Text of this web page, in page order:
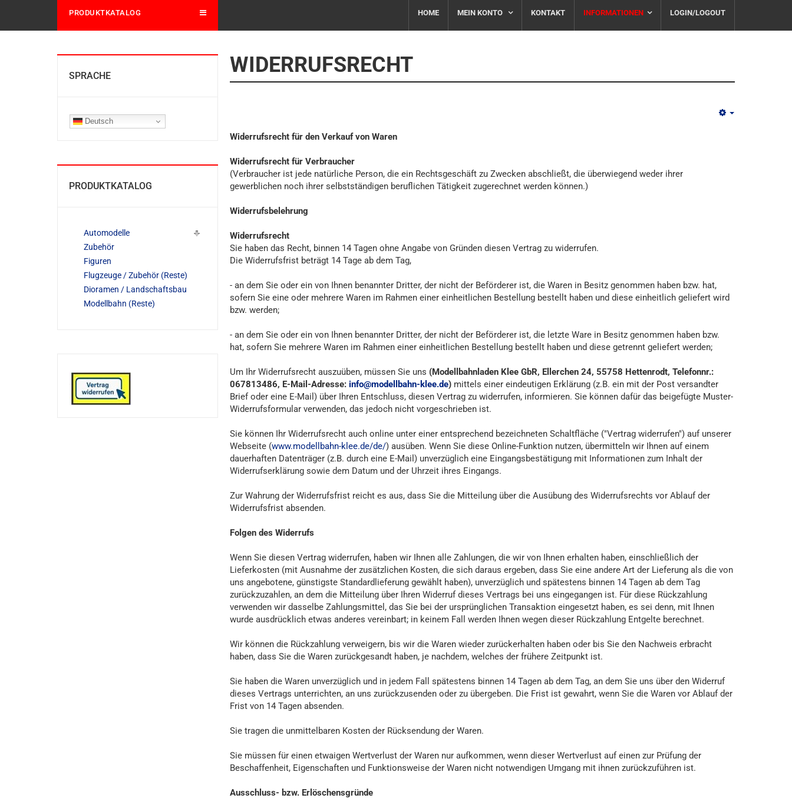
PRODUKTKATALOG HOME MEIN KONTO KONTAKT INFORMATIONEN LOGIN/LOGOUT
WIDERRUFSRECHT
Widerrufsrecht für den Verkauf von Waren
Widerrufsrecht für Verbraucher
(Verbraucher ist jede natürliche Person, die ein Rechtsgeschäft zu Zwecken abschließt, die überwiegend weder ihrer
gewerblichen noch ihrer selbstständigen beruflichen Tätigkeit zugerechnet werden können.)
Widerrufsbelehrung
Widerrufsrecht
Sie haben das Recht, binnen 14 Tagen ohne Angabe von Gründen diesen Vertrag zu widerrufen.
Die Widerrufsfrist beträgt 14 Tage ab dem Tag,
- an dem Sie oder ein von Ihnen benannter Dritter, der nicht der Beförderer ist, die Waren in Besitz genommen haben bzw. hat,
sofern Sie eine oder mehrere Waren im Rahmen einer einheitlichen Bestellung bestellt haben und diese einheitlich geliefert wird
bzw. werden;
- an dem Sie oder ein von Ihnen benannter Dritter, der nicht der Beförderer ist, die letzte Ware in Besitz genommen haben bzw.
hat, sofern Sie mehrere Waren im Rahmen einer einheitlichen Bestellung bestellt haben und diese getrennt geliefert werden;
Um Ihr Widerrufsrecht auszuüben, müssen Sie uns (Modellbahnladen Klee GbR, Ellerchen 24, 55758 Hettenrodt, Telefonnr.:
067813486, E-Mail-Adresse: info@modellbahn-klee.de)mittels einer eindeutigen Erklärung (z.B. ein mit der Post versandter
Brief oder eine E-Mail) über Ihren Entschluss, diesen Vertrag zu widerrufen, informieren. Sie können dafür das beigefügte Muster-
Widerrufsformular verwenden, das jedoch nicht vorgeschrieben ist.
Sie können Ihr Widerrufsrecht auch online unter einer entsprechend bezeichneten Schaltfläche ("Vertrag widerrufen") auf unserer
Webseite (www.modellbahn-klee.de/de/) ausüben. Wenn Sie diese Online-Funktion nutzen, übermitteln wir Ihnen auf einem
dauerhaften Datenträger (z.B. durch eine E-Mail) unverzüglich eine Eingangsbestätigung mit Informationen zum Inhalt der
Widerrufserklärung sowie dem Datum und der Uhrzeit ihres Eingangs.
Zur Wahrung der Widerrufsfrist reicht es aus, dass Sie die Mitteilung über die Ausübung des Widerrufsrechts vor Ablauf der
Widerrufsfrist absenden.
Folgen des Widerrufs
Wenn Sie diesen Vertrag widerrufen, haben wir Ihnen alle Zahlungen, die wir von Ihnen erhalten haben, einschließlich der
Lieferkosten (mit Ausnahme der zusätzlichen Kosten, die sich daraus ergeben, dass Sie eine andere Art der Lieferung als die von
uns angebotene, günstigste Standardlieferung gewählt haben), unverzüglich und spätestens binnen 14 Tagen ab dem Tag
zurückzuzahlen, an dem die Mitteilung über Ihren Widerruf dieses Vertrags bei uns eingegangen ist. Für diese Rückzahlung
verwenden wir dasselbe Zahlungsmittel, das Sie bei der ursprünglichen Transaktion eingesetzt haben, es sei denn, mit Ihnen
wurde ausdrücklich etwas anderes vereinbart; in keinem Fall werden Ihnen wegen dieser Rückzahlung Entgelte berechnet.
Wir können die Rückzahlung verweigern, bis wir die Waren wieder zurückerhalten haben oder bis Sie den Nachweis erbracht
haben, dass Sie die Waren zurückgesandt haben, je nachdem, welches der frühere Zeitpunkt ist.
Sie haben die Waren unverzüglich und in jedem Fall spätestens binnen 14 Tagen ab dem Tag, an dem Sie uns über den Widerruf
dieses Vertrags unterrichten, an uns zurückzusenden oder zu übergeben. Die Frist ist gewahrt, wenn Sie die Waren vor Ablauf der
Frist von 14 Tagen absenden.
Sie tragen die unmittelbaren Kosten der Rücksendung der Waren.
Sie müssen für einen etwaigen Wertverlust der Waren nur aufkommen, wenn dieser Wertverlust auf einen zur Prüfung der
Beschaffenheit, Eigenschaften und Funktionsweise der Waren nicht notwendigen Umgang mit ihnen zurückzuführen ist.
Ausschluss- bzw. Erlöschensgründe
SPRACHE
Deutsch
PRODUKTKATALOG
Automodelle
Zubehör
Figuren
Flugzeuge / Zubehör (Reste)
Dioramen / Landschaftsbau
Modellbahn (Reste)